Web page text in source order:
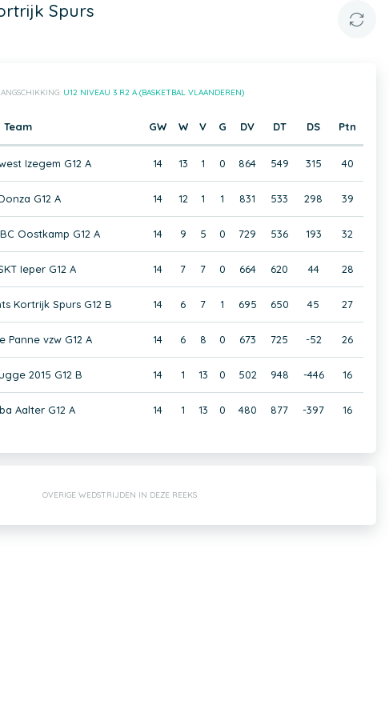
Spurs
U12 NIVEAU 3 R2 A (BASKETBAL VLAANDEREN)
Team GW W V G DV DT DS Ptn
Izegem G12 A 14 13 1 0 864 549 315 40
G12 A 14 12 1 1 831 533 298 39
Oostkamp G12 A 14 9 5 0 729 536 193 32
Ieper G12 A 14 7 7 0 664 620 44 28
Kortrijk Spurs G12 B 14 6 7 1 695 650 45 27
Panne vzw G12 A 14 6 8 0 673 725 -52 26
2015 G12 B 14 1 13 0 502 948 -446 16
Aalter G12 A 14 1 13 0 480 877 -397 16
OVERIGE WEDSTRIJDEN IN DEZE REEKS